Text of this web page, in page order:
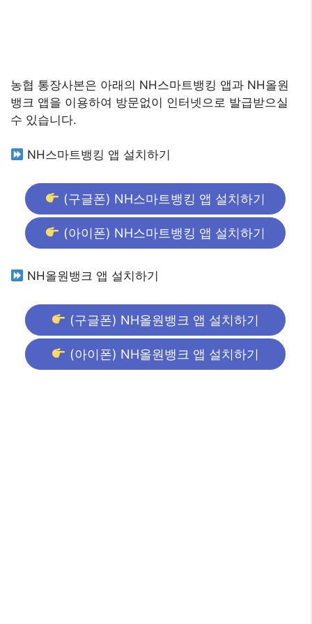
농협 통장사본은 아래의 NH스마트뱅킹 앱과 NH올원
뱅크 앱을 이용하여 방문없이 인터넷으로 발급받으실
수 있습니다.
NH스마트뱅킹 앱 설치하기
(구글폰) NH스마트뱅킹 앱 설치하기
(아이폰) NH스마트뱅킹 앱 설치하기
NH올원뱅크 앱 설치하기
(구글폰) NH올원뱅크 앱 설치하기
(아이폰) NH올원뱅크 앱 설치하기